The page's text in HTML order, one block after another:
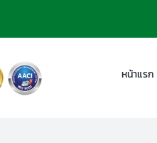
หน้าแรก